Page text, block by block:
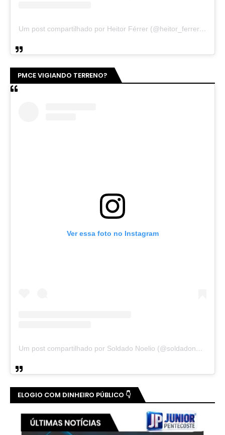
Um post compartilhado por Heitor Férrer (@heitor_ferrer77)
PMCE VIGIANDO TERRENO?
Ver essa foto no Instagram
Um post compartilhado por Soldado Noelio (@soldadonoelio)
ELOGIO COM DINHEIRO PÚBLICO 👇